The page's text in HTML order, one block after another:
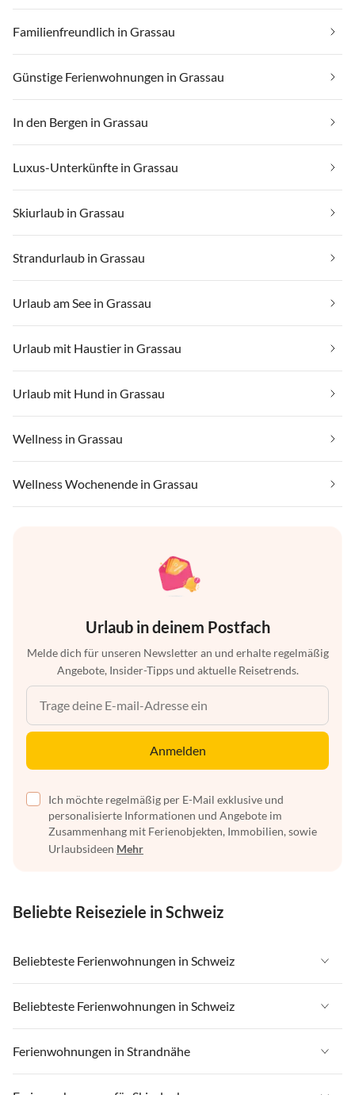
Familienfreundlich in Grassau
Günstige Ferienwohnungen in Grassau
In den Bergen in Grassau
Luxus-Unterkünfte in Grassau
Skiurlaub in Grassau
Strandurlaub in Grassau
Urlaub am See in Grassau
Urlaub mit Haustier in Grassau
Urlaub mit Hund in Grassau
Wellness in Grassau
Wellness Wochenende in Grassau
Urlaub in deinem Postfach
Melde dich für unseren Newsletter an und erhalte regelmäßig
Angebote, Insider-Tipps und aktuelle Reisetrends.
Anmelden
Ich möchte regelmäßig per E-Mail exklusive und
personalisierte Informationen und Angebote im
Zusammenhang mit Ferienobjekten, Immobilien, sowie
Urlaubsideen Mehr
Beliebte Reiseziele in Schweiz
Beliebteste Ferienwohnungen in Schweiz
Ferienwohnungen in Schweiz
Ferienwohnungen in Wallis
Ferienwohnungen in Saas-Fee / Saastal
Beliebteste Ferienwohnungen in Schweiz
Ferienwohnungen in Schweiz
Ferienwohnungen in Wallis
Ferienwohnungen in Strandnähe